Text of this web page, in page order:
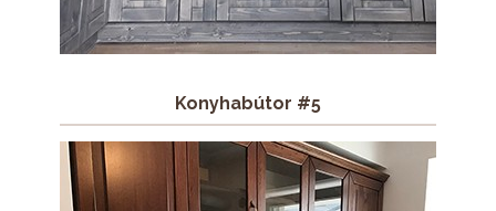
Konyhabútor #5